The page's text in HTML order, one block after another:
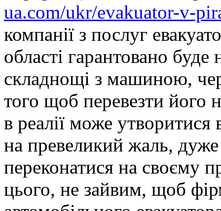
ua.com/ukr/evakuator-v-
компанії з послуг
області гарантовано
складнощі з машиною,
того щоб перевезти його
в реалії може
на превеликий жаль, дуже
переконатися на своєму
цього, не зайвим, щоб